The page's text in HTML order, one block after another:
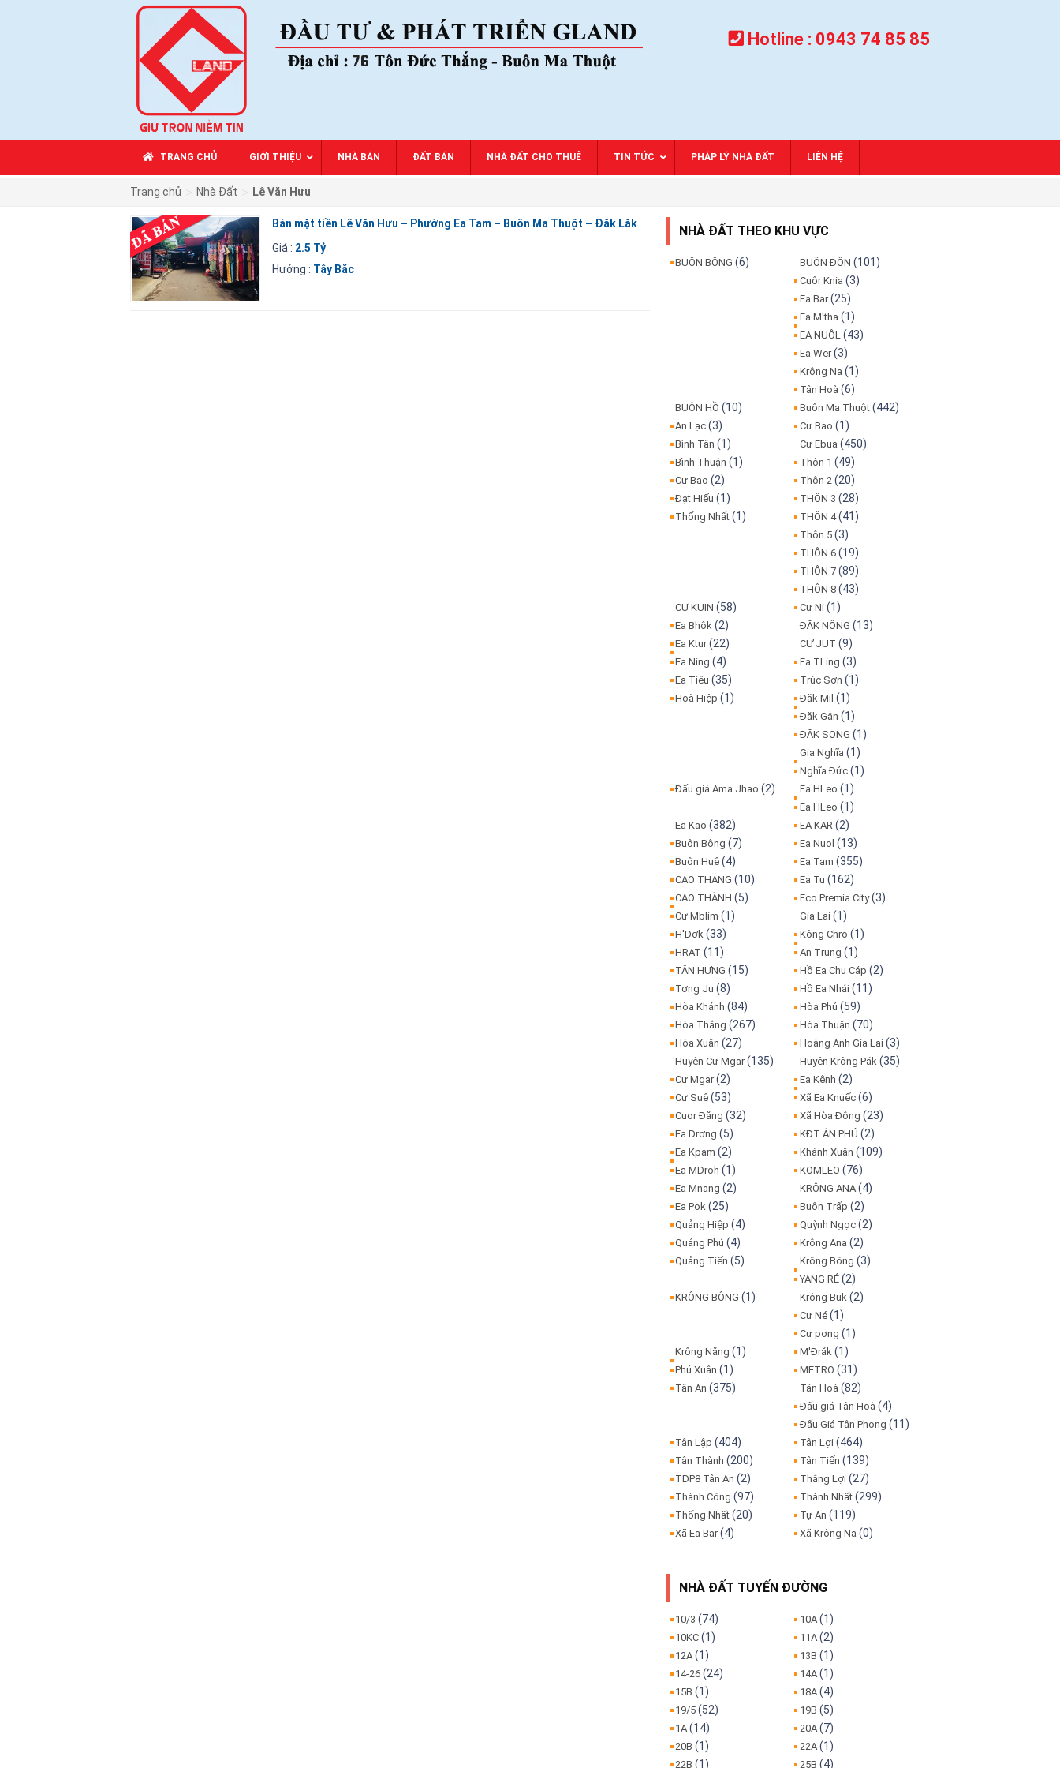
Hotline : 0943 74 85 85
TRANG CHỦ GIỚI THIỆU NHÀ BÁN ĐẤT BÁN NHÀ ĐẤT CHO THUÊ TIN TỨC PHÁP LÝ NHÀ ĐẤT LIÊN HỆ
Trang chủ Nhà Đất Lê Văn Hưu
Bán mặt tiền Lê Văn Hưu – Phường Ea Tam – Buôn Ma Thuột – Đăk Lăk
Giá : 2.5 Tỷ
Hướng : Tây Bắc
NHÀ ĐẤT THEO KHU VỰC
BUÔN BÔNG (6) BUÔN ĐÔN (101)
Cuôr Knia (3)
Ea Bar(25)
Ea M'tha (1)
EA NUÔL (43)
Ea Wer(3)
Krông Na (1)
Tân Hoà (6)
BUÔN HỒ (10)
An Lạc (3)
Bình Tân (1)
Bình Thuận (1)
Cư Bao (2)
Đạt Hiếu (1)
Thống Nhất (1)
Buôn Ma Thuột(442)
Cư Bao (1)
Cư Ebua (450)
Thôn 1 (49)
Thôn 2 (20)
THÔN 3 (28)
THÔN 4(41)
Thôn 5(3)
THÔN 6(19)
THÔN 7(89)
THÔN 8(43)
CƯ KUIN (58)
Ea Bhôk (2)
Ea Ktur(22)
Ea Ning (4)
Ea Tiêu (35)
Hoà Hiệp (1)
Cư Ni(1)
ĐĂK NÔNG (13)
CƯ JUT (9)
Ea TLing (3)
Trúc Sơn (1)
Đăk Mil (1)
Đăk Gằn (1)
ĐĂK SONG (1)
Gia Nghĩa (1)
Nghĩa Đức(1)
Đấu giá Ama Jhao (2) Ea HLeo (1)
Ea HLeo (1)
Ea Kao (382)
Buôn Bông (7)
Buôn Huê (4)
CAO THẮNG (10)
CAO THÀNH (5)
Cư Mblim (1)
H'Dơk (33)
HRAT (11)
TÂN HƯNG (15)
Tơng Ju (8)
EA KAR (2)
Ea Nuol (13)
Ea Tam (355)
Ea Tu (162)
Eco Premia City(3)
Gia Lai(1)
Kông Chro (1)
An Trung (1)
Hồ Ea Chu Cáp (2)
Hồ Ea Nhái(11)
Hòa Khánh (84) Hòa Phú (59)
Hòa Thắng (267) Hòa Thuận (70)
Hòa Xuân (27) Hoàng Anh Gia Lai(3)
Huyện Cư Mgar(135)
Cư Mgar(2)
Cư Suê (53)
Cuor Đăng (32)
Ea Drơng (5)
Ea Kpam (2)
Ea MDroh (1)
Ea Mnang (2)
Ea Pok (25)
Quảng Hiệp (4)
Quảng Phú (4)
Quảng Tiến (5)
Huyện Krông Păk (35)
Ea Kênh (2)
Xã Ea Knuếc(6)
Xã Hòa Đông (23)
KĐT ÂN PHÚ (2)
Khánh Xuân (109)
KOMLEO (76)
KRÔNG ANA(4)
Buôn Trấp (2)
Quỳnh Ngọc(2)
Krông Ana (2)
Krông Bông (3)
YANG RÉ(2)
KRÔNG BÔNG (1) Krông Buk (2)
Cư Né(1)
Cư pơng (1)
Krông Năng (1)
Phú Xuân (1)
M'Đrăk (1)
METRO (31)
Tân An (375) Tân Hoà (82)
Đấu giá Tân Hoà (4)
Đấu Giá Tân Phong (11)
Tân Lập (404) Tân Lợi(464)
Tân Thành (200) Tân Tiến (139)
TDP8 Tân An (2) Thắng Lợi(27)
Thành Công (97) Thành Nhất(299)
Thống Nhất (20) Tự An (119)
Xã Ea Bar(4) Xã Krông Na (0)
NHÀ ĐẤT TUYẾN ĐƯỜNG
10/3 (74) 10A(1)
10KC (1) 11A(2)
12A (1) 13B (1)
14-26 (24) 14A(1)
15B (1) 18A(4)
19/5 (52) 19B (5)
1A (14) 20A(7)
20B (1) 22A(1)
22B (1) 25B (4)